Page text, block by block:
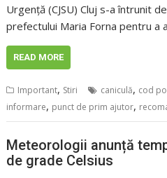
Urgență (CJSU) Cluj s-a întrunit
prefectului Maria Forna pentru a
READ MORE
Important, Stiri caniculă, cod
informare, punct de prim ajutor,
Meteorologii anunță
de grade Celsius